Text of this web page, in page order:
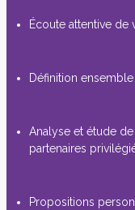
Écoute attentive de
Définition
Analyse et étude
partenaires
Propositions